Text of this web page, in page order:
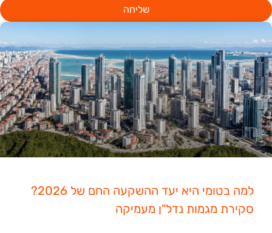
שליחה
למה בטומי היא יעד ההשקעה החם של 2026?
סקירת מגמות נדל"ן מעמיקה